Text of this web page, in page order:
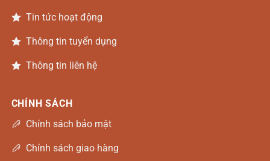
Tin tức hoạt động
Thông tin tuyển dụng
Thông tin liên hệ
CHÍNH SÁCH
Chính sách bảo mật
Chính sách giao hàng